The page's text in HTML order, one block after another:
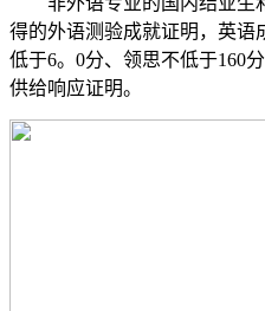
得的外语测验成就证明，英语
低于6。0分、领思不低于160
供给响应证明。